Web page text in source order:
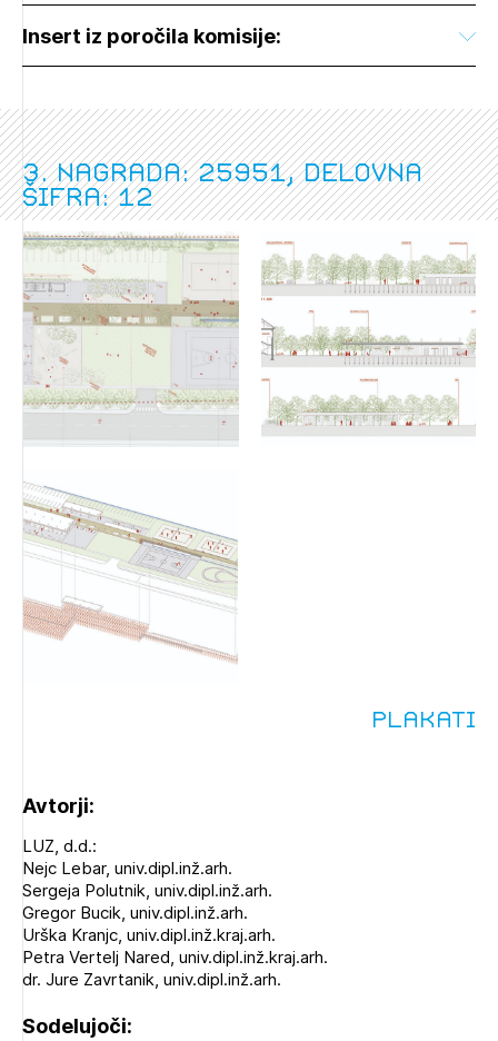
Insert iz poročila komisije:
3. nagrada: 25951, delovna
šifra: 12
Plakati
Avtorji:
LUZ, d.d.:
Nejc Lebar, univ.dipl.inž.arh.
Sergeja Polutnik, univ.dipl.inž.arh.
Gregor Bucik, univ.dipl.inž.arh.
Urška Kranjc, univ.dipl.inž.kraj.arh.
Petra Vertelj Nared, univ.dipl.inž.kraj.arh.
dr. Jure Zavrtanik, univ.dipl.inž.arh.
Sodelujoči: